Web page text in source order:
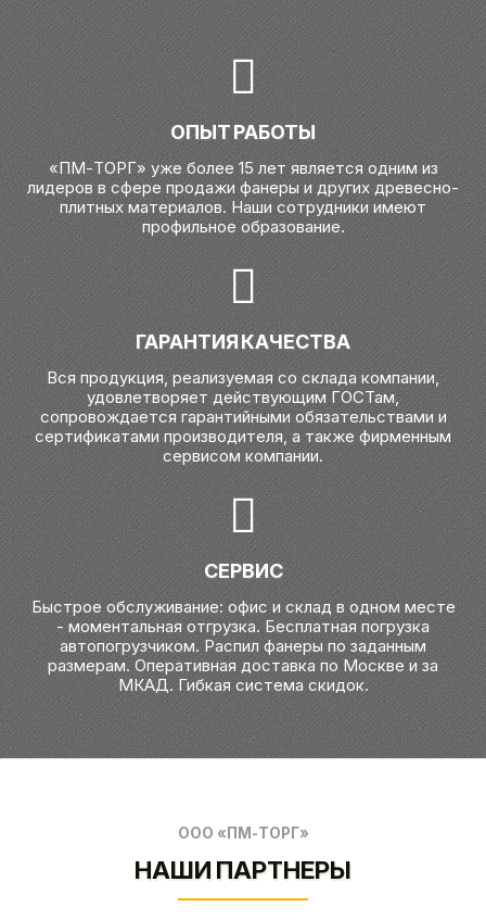
ОПЫТ РАБОТЫ
«ПМ-ТОРГ» уже более 15 лет является одним из
лидеров в сфере продажи фанеры и других древесно-
плитных материалов. Наши сотрудники имеют
профильное образование.
ГАРАНТИЯ КАЧЕСТВА
Вся продукция, реализуемая со склада компании,
удовлетворяет действующим ГОСТам,
сопровождается гарантийными обязательствами и
сертификатами производителя, а также фирменным
сервисом компании.
СЕРВИС
Быстрое обслуживание: офис и склад в одном месте
- моментальная отгрузка. Бесплатная погрузка
автопогрузчиком. Распил фанеры по заданным
размерам. Оперативная доставка по Москве и за
МКАД. Гибкая система скидок.
ООО «ПМ-ТОРГ»
НАШИ ПАРТНЕРЫ